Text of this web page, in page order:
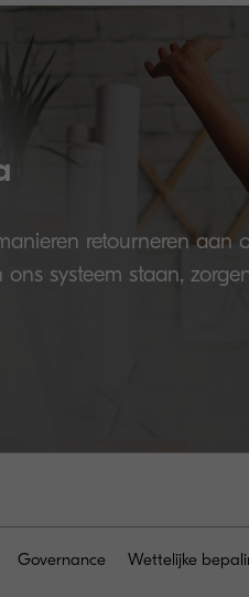
retourneren aan
systeem staan,
Governance Wettelijke